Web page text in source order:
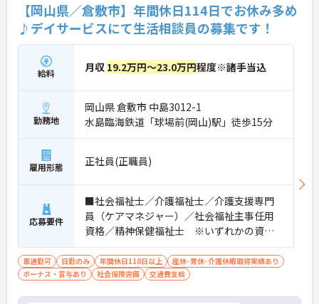
【岡山県／倉敷市】年間休日114日でお休み多め
♪デイサービスにて生活相談員の募集です！
給料 月収 19.2万円～23.0万円程度※諸手当込
勤務地
岡山県 倉敷市 中島3012-1
水島臨海鉄道「球場前(岡山)駅」徒歩15分
雇用形態 正社員(正職員)
応募要件
■社会福祉士／介護福祉士／介護支援専門
員（ケアマネジャー）／社会福祉主事任用
資格／精神保健福祉士 ※いずれかの資格
を所持で可 ■普通自動車運転免許必須（A
T限定可）
車通勤可 日勤のみ 年間休日110日以上
産休･育休･介護休暇取得実績あり
ボーナス・賞与あり
社会保険完備 交通費支給